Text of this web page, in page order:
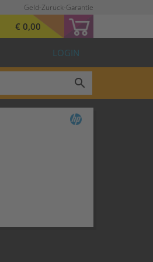
Geld-Zurück-Garantie
€ 0,00
LOGIN
search